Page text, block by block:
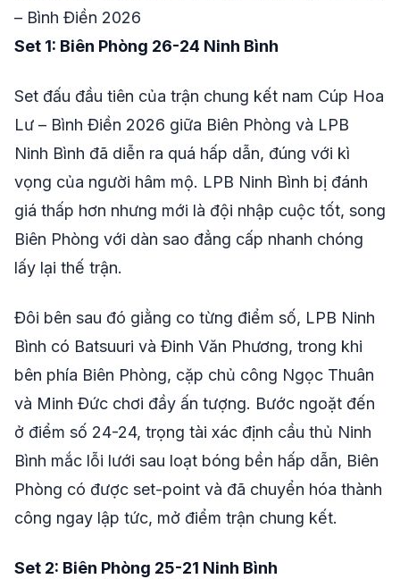
– Bình Điền 2026
Set 1: Biên Phòng 26-24 Ninh Bình
Set đấu đầu tiên của trận chung kết nam Cúp Hoa
Lư – Bình Điền 2026 giữa Biên Phòng và LPB
Ninh Bình đã diễn ra quá hấp dẫn, đúng với kì
vọng của người hâm mộ. LPB Ninh Bình bị đánh
giá thấp hơn nhưng mới là đội nhập cuộc tốt, song
Biên Phòng với dàn sao đẳng cấp nhanh chóng
lấy lại thế trận.
Đôi bên sau đó giằng co từng điểm số, LPB Ninh
Bình có Batsuuri và Đinh Văn Phương, trong khi
bên phía Biên Phòng, cặp chủ công Ngọc Thuân
và Minh Đức chơi đầy ấn tượng. Bước ngoặt đến
ở điểm số 24-24, trọng tài xác định cầu thủ Ninh
Bình mắc lỗi lưới sau loạt bóng bền hấp dẫn, Biên
Phòng có được set-point và đã chuyển hóa thành
công ngay lập tức, mở điểm trận chung kết.
Set 2: Biên Phòng 25-21 Ninh Bình